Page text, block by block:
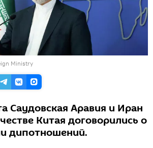
Ministry
Саудовская Аравия и Иран
Китая договорились о
дипотношений.